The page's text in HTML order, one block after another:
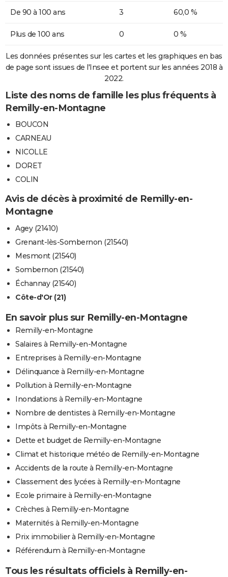
De 90 à 100 ans 3 60,0 %
Plus de 100 ans 0 0 %
Les données présentes sur les cartes et les graphiques en bas
de page sont issues de l'Insee et portent sur les années 2018 à
2022.
Liste des noms de famille les plus fréquents à
Remilly-en-Montagne
BOUCON
CARNEAU
NICOLLE
DORET
COLIN
Avis de décès à proximité de Remilly-en-
Montagne
Agey (21410)
Grenant-lès-Sombernon (21540)
Mesmont (21540)
Sombernon (21540)
Échannay (21540)
Côte-d'Or (21)
En savoir plus sur Remilly-en-Montagne
Remilly-en-Montagne
Salaires à Remilly-en-Montagne
Entreprises à Remilly-en-Montagne
Délinquance à Remilly-en-Montagne
Pollution à Remilly-en-Montagne
Inondations à Remilly-en-Montagne
Nombre de dentistes à Remilly-en-Montagne
Impôts à Remilly-en-Montagne
Dette et budget de Remilly-en-Montagne
Climat et historique météo de Remilly-en-Montagne
Accidents de la route à Remilly-en-Montagne
Classement des lycées à Remilly-en-Montagne
Ecole primaire à Remilly-en-Montagne
Crèches à Remilly-en-Montagne
Maternités à Remilly-en-Montagne
Prix immobilier à Remilly-en-Montagne
Référendum à Remilly-en-Montagne
Tous les résultats officiels à Remilly-en-